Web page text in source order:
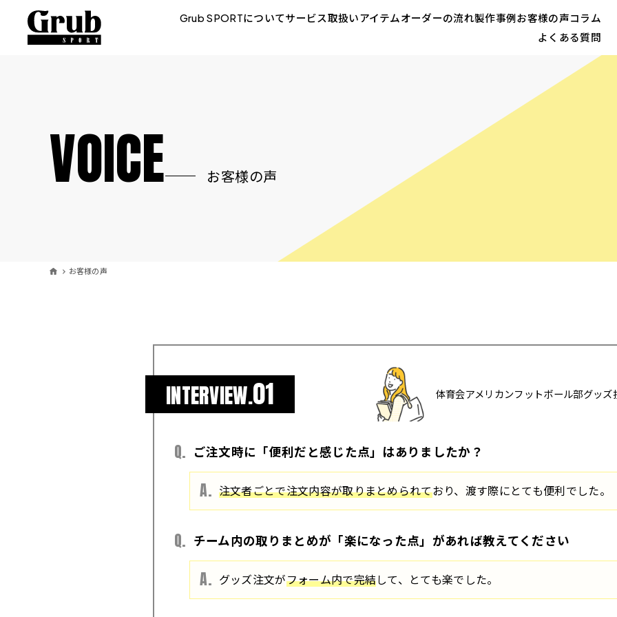
Grub SPORTについてサービス取扱いアイテムオーダーの流れ製作事例お客様の声コラム
よくある質問
VOICE お客様の声
お客様の声
INTERVIEW.01 体育会アメリカンフットボール部グッズ
ご注文時に「便利だと感じた点」はありましたか？
注文者ごとで注文内容が取りまとめられており、渡す際にとても便利でした。
チーム内の取りまとめが「楽になった点」があれば教えてください
グッズ注文がフォーム内で完結して、とても楽でした。